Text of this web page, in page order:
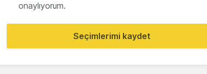
onaylıyorum.
Seçimlerimi kaydet